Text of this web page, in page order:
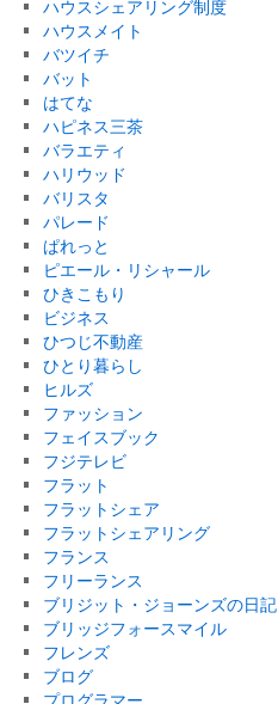
ハウスシェアリング制度
ハウスメイト
バツイチ
バット
はてな
ハピネス三茶
バラエティ
ハリウッド
バリスタ
パレード
ぱれっと
ピエール・リシャール
ひきこもり
ビジネス
ひつじ不動産
ひとり暮らし
ヒルズ
ファッション
フェイスブック
フジテレビ
フラット
フラットシェア
フラットシェアリング
フランス
フリーランス
ブリジット・ジョーンズの日記
ブリッジフォースマイル
フレンズ
ブログ